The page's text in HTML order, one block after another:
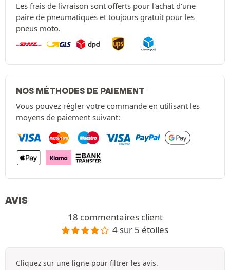
Les frais de livraison sont offerts pour l'achat d'une
paire de pneumatiques et toujours gratuit pour les
pneus moto.
NOS MÉTHODES DE PAIEMENT
Vous pouvez régler votre commande en utilisant les
moyens de paiement suivant:
AVIS
18 commentaires client
4 sur 5 étoiles
Cliquez sur une ligne pour filtrer les avis.